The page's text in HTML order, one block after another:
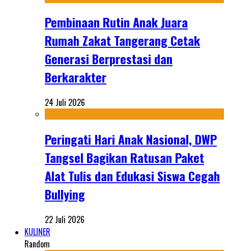
Pembinaan Rutin Anak Juara
Rumah Zakat Tangerang Cetak
Generasi Berprestasi dan
Berkarakter
24 Juli 2026
Peringati Hari Anak Nasional, DWP
Tangsel Bagikan Ratusan Paket
Alat Tulis dan Edukasi Siswa Cegah
Bullying
22 Juli 2026
KULINER
Random